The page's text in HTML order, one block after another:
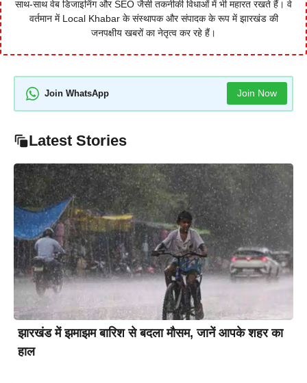
साथ-साथ वेब डिजाइनिंग और SEO जैसी तकनीकी विधाओं में भी महारत रखते हैं। वे
वर्तमान में Local Khabar के संस्थापक और संपादक के रूप में झारखंड की
जनपक्षीय खबरों का नेतृत्व कर रहे हैं।
Join WhatsApp Join Now
Latest Stories
झारखंड में झमाझम बारिश से बदला मौसम, जानें आपके शहर का
हाल